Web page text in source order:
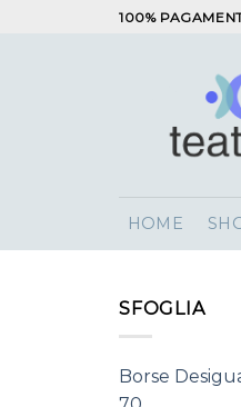
100%
HOME
SFOGLIA
Borse